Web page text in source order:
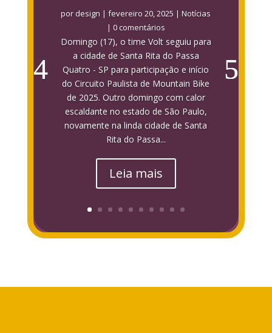
por design |fevereiro 20, 2025 |Notícias
| 0 comentários
Domingo (17), o time Volt seguiu para
a cidade de Santa Rita do Passa
Quatro - SP para participação e início
do Circuito Paulista de Mountain Bike
de 2025. Outro domingo com calor
escaldante no estado de São Paulo,
novamente na linda cidade de Santa
Rita do Passa...
Leia mais